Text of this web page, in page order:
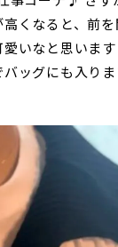
くなると、前
愛いなと思いま
ッグにも入りま